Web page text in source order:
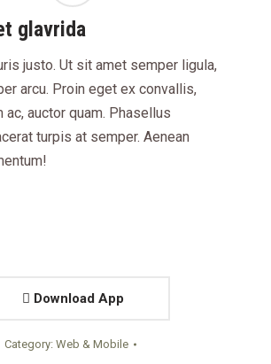
glavrida
justo. Ut sit amet semper ligula,
arcu. Proin eget ex convallis,
ac, auctor quam. Phasellus
turpis at semper. Aenean
Download App
Category: Web & Mobile